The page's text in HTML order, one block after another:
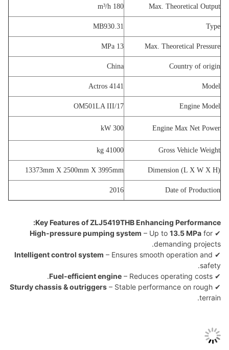
Max. Theoretical Output
180 m³/h
Type
MB930.31
Max. Theoretical Pressure
13 MPa
Country of origin
China
Model
Actros 4141
Engine Model
OM501LA III/17
Engine Max Net Power
300 kW
Gross Vehicle Weight
41000 kg
Dimension (L X W X H)
13373mm X 2500mm X 3995mm
Date of Production
2016
Key Features of ZLJ5419THB Enhancing Performance:
✔
High-pressure pumping system– Up to13.5 MPafor
demanding projects.
✔
Intelligent control system– Ensures smooth operation and
safety.
✔
Fuel-efficient engine– Reduces operating costs.
✔
Sturdy chassis & outriggers– Stable performance on rough
terrain.